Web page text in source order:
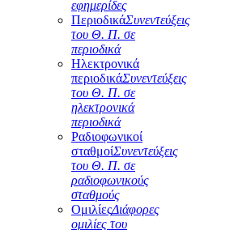
εφημερίδες
ΠεριοδικάΣυνεντεύξεις
του Θ. Π. σε
περιοδικά
Ηλεκτρονικά
περιοδικάΣυνεντεύξεις
του Θ. Π. σε
ηλεκτρονικά
περιοδικά
Ραδιοφωνικοί
σταθμοίΣυνεντεύξεις
του Θ. Π. σε
ραδιοφωνικούς
σταθμούς
ΟμιλίεςΔιάφορες
ομιλίες του